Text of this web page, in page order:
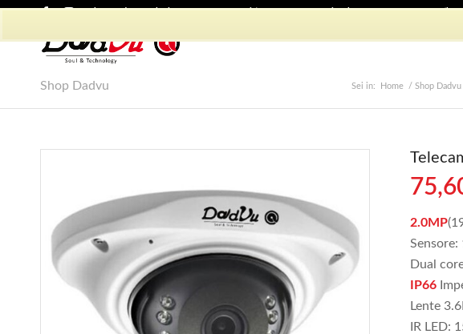
Shop Dadvu Sei in: Home / Shop Dadvu
2.0MP
Sensore:
Dual
IP66
Lente
IR LED: